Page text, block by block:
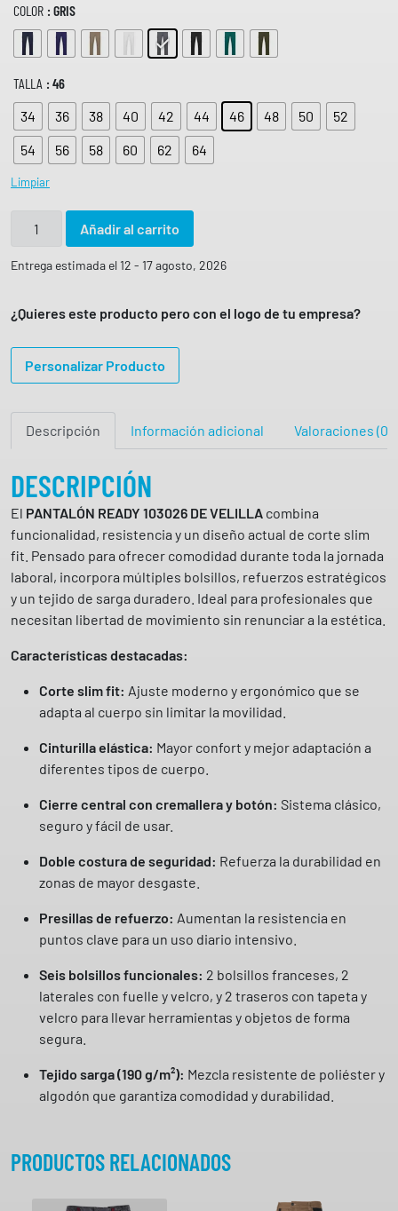
COLOR : GRIS
TALLA : 46
34
36 38 40 42 44 46 48 50
52
54
56 58 60 62 64
Limpiar
n
l
ó
u
t
i
b
o
l
s
i
l
l
i
Añadir al carrito
Entrega estimada el 12 - 17 agosto, 2026
¿Quieres este producto pero con el logo de tu empresa?
Personalizar Producto
Descripción Información adicional Valoraciones (0)
DESCRIPCIÓN
El PANTALÓN READY 103026 DE VELILLA combina
funcionalidad, resistencia y un diseño actual de corte slim
fit. Pensado para ofrecer comodidad durante toda la jornada
laboral, incorpora múltiples bolsillos, refuerzos estratégicos
y un tejido de sarga duradero. Ideal para profesionales que
necesitan libertad de movimiento sin renunciar a la estética.
Característicasdestacadas:
Corte slim fit: Ajuste moderno y ergonómico que se
adapta al cuerpo sin limitar la movilidad.
Cinturilla elástica: Mayor confort y mejor adaptación a
diferentes tipos de cuerpo.
Cierre central con cremallera y botón: Sistema clásico,
seguro y fácil de usar.
Doble costura de seguridad: Refuerza la durabilidad en
zonas de mayor desgaste.
Presillas de refuerzo: Aumentan la resistencia en
puntos clave para un uso diario intensivo.
Seis bolsillos funcionales: 2 bolsillos franceses, 2
laterales con fuelle y velcro, y 2 traseros con tapeta y
velcro para llevar herramientas y objetos de forma
segura.
Tejido sarga (190 g/m²): Mezcla resistente de poliéster y
algodón que garantiza comodidad y durabilidad.
PRODUCTOS RELACIONADOS